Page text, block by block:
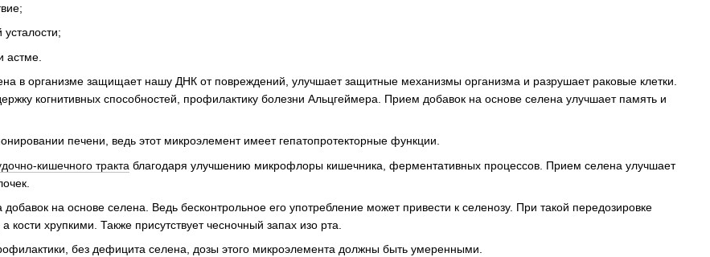
астме.
в организме защищает нашу ДНК от повреждений, улучшает защитные механизмы организма и разрушает раковые клетки.
когнитивных способностей, профилактику болезни Альцгеймера. Прием добавок на основе селена улучшает память и
печени, ведь этот микроэлемент имеет гепатопротекторные функции.
кишечного тракта благодаря улучшению микрофлоры кишечника, ферментативных процессов. Прием селена улучшает
на основе селена. Ведь бесконтрольное его употребление может привести к селенозу. При такой передозировке
кости хрупкими. Также присутствует чесночный запах изо рта.
без дефицита селена, дозы этого микроэлемента должны быть умеренными.